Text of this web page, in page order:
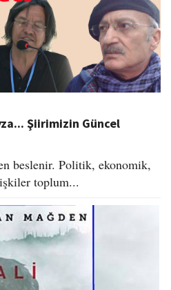
Şiirimizin Güncel
beslenir. Politik, ekonomik,
toplum...